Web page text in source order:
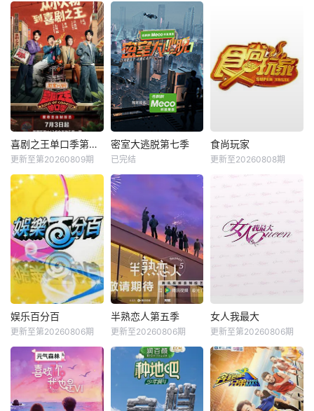
喜剧之王单口季第三季
更新至第20260809期
密室大逃脱第七季
已完结
食尚玩家
更新至20260808期
娱乐百分百
更新至第20260806期
半熟恋人第五季
更新至20260806期
女人我最大
更新至第20260806期